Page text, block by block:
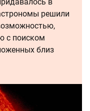
в
решили
с поиском
близ